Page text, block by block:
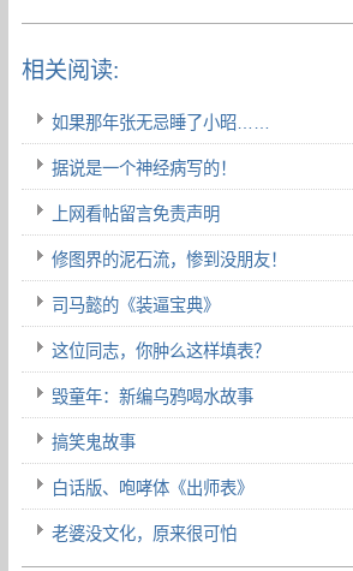
相关阅读:
如果那年张无忌睡了小昭……
据说是一个神经病写的！
上网看帖留言免责声明
修图界的泥石流，惨到没朋友！
司马懿的《装逼宝典》
这位同志，你肿么这样填表？
毁童年：新编乌鸦喝水故事
搞笑鬼故事
白话版、咆哮体《出师表》
老婆没文化，原来很可怕